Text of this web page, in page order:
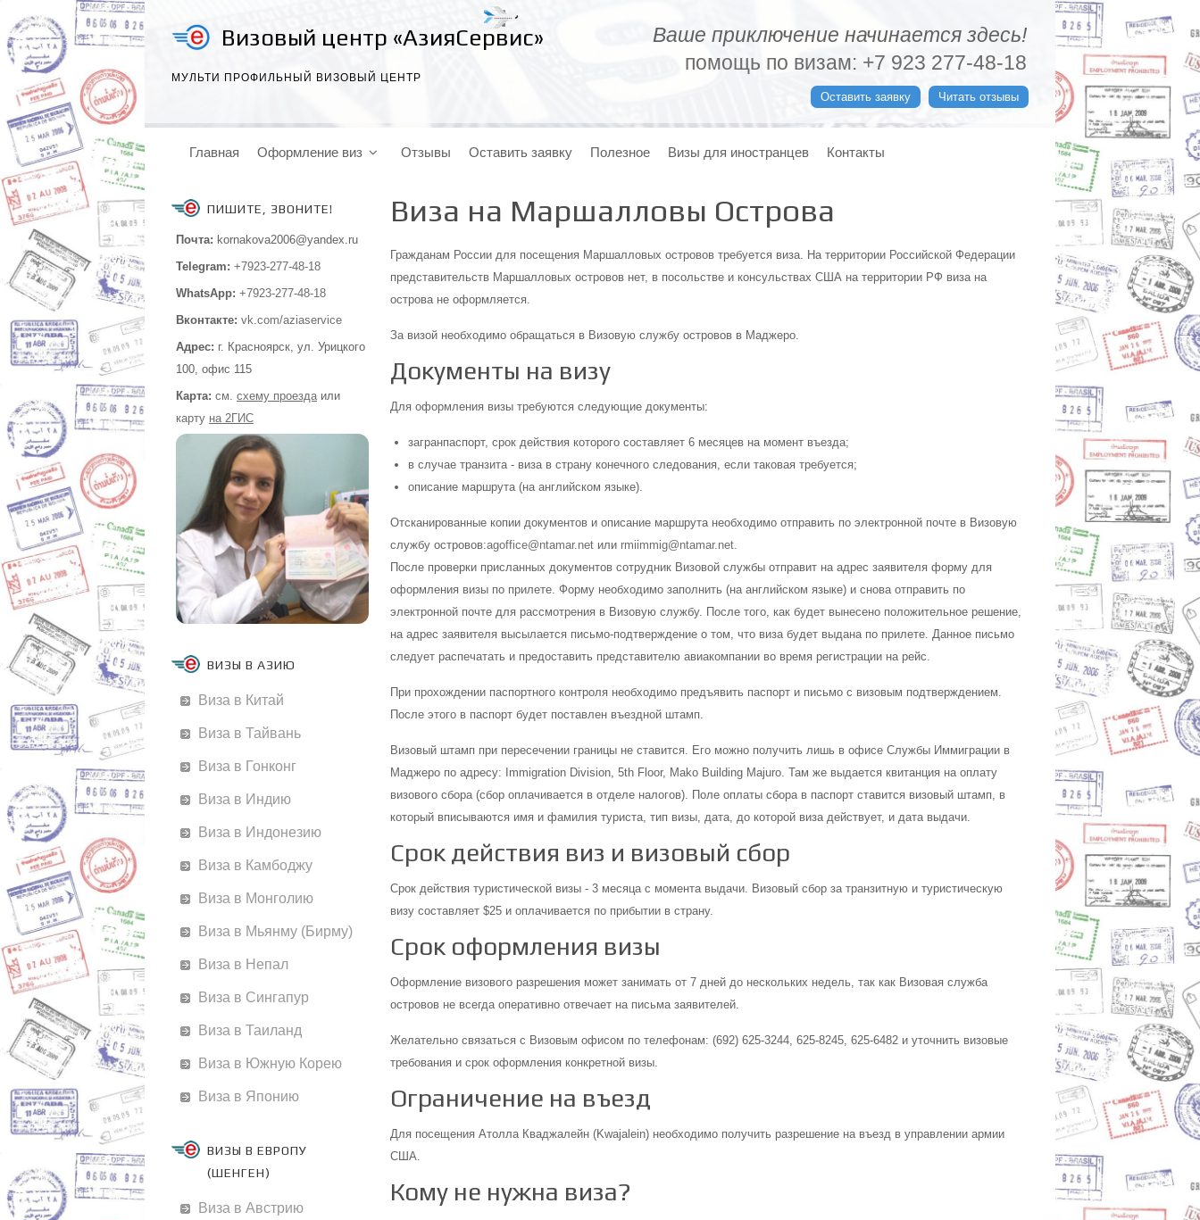
Визовый центр «АзияСервис»
МУЛЬТИ ПРОФИЛЬНЫЙ ВИЗОВЫЙ ЦЕНТР
Ваше приключение начинается здесь!
помощь по визам: +7 923 277-48-18
Оставить заявку Читать отзывы
Главная Оформление виз Отзывы Оставить заявку Полезное Визы для иностранцев Контакты
ПИШИТЕ, ЗВОНИТЕ!
Почта: kornakova2006@yandex.ru
Telegram: +7923-277-48-18
WhatsApp: +7923-277-48-18
Вконтакте: vk.com/aziaservice
Адрес: г. Красноярск, ул. Урицкого
100, офис 115
Карта: см. схему проездаили
карту на 2ГИС
ВИЗЫ В АЗИЮ
Виза в Китай
Виза в Тайвань
Виза в Гонконг
Виза в Индию
Виза в Индонезию
Виза в Камбоджу
Виза в Монголию
Виза в Мьянму (Бирму)
Виза в Непал
Виза в Сингапур
Виза в Таиланд
Виза в Южную Корею
Виза в Японию
ВИЗЫ В ЕВРОПУ
(ШЕНГЕН)
Виза в Австрию
Виза на Маршалловы Острова
Гражданам России для посещения Маршалловых островов требуется виза. На территории Российской Федерации
представительств Маршалловых островов нет, в посольстве и консульствах США на территории РФ виза на
острова не оформляется.
За визой необходимо обращаться в Визовую службу островов в Маджеро.
Документы на визу
Для оформления визы требуются следующие документы:
загранпаспорт, срок действия которого составляет 6 месяцев на момент въезда;
в случае транзита - виза в страну конечного следования, если таковая требуется;
описание маршрута (на английском языке).
Отсканированные копии документов и описание маршрута необходимо отправить по электронной почте в Визовую
службу островов:agoffice@ntamar.netили rmiimmig@ntamar.net.
После проверки присланных документов сотрудник Визовой службы отправит на адрес заявителя форму для
оформления визы по прилете. Форму необходимо заполнить (на английском языке) и снова отправить по
электронной почте для рассмотрения в Визовую службу. После того, как будет вынесено положительное решение,
на адрес заявителя высылается письмо-подтверждение о том, что виза будет выдана по прилете. Данное письмо
следует распечатать и предоставить представителю авиакомпании во время регистрации на рейс.
При прохождении паспортного контроля необходимо предъявить паспорт и письмо с визовым подтверждением.
После этого в паспорт будет поставлен въездной штамп.
Визовый штамп при пересечении границы не ставится. Его можно получить лишь в офисе Службы Иммиграции в
Маджеро по адресу: Immigration Division, 5th Floor, Mako Building Majuro. Там же выдается квитанция на оплату
визового сбора (сбор оплачивается в отделе налогов). Поле оплаты сбора в паспорт ставится визовый штамп, в
который вписываются имя и фамилия туриста, тип визы, дата, до которой виза действует, и дата выдачи.
Срок действия виз и визовый сбор
Срок действия туристической визы - 3 месяца с момента выдачи. Визовый сбор за транзитную и туристическую
визу составляет $25 и оплачивается по прибытии в страну.
Срок оформления визы
Оформление визового разрешения может занимать от 7 дней до нескольких недель, так как Визовая служба
островов не всегда оперативно отвечает на письма заявителей.
Желательно связаться с Визовым офисом по телефонам: (692) 625-3244, 625-8245, 625-6482 и уточнить визовые
требования и срок оформления конкретной визы.
Ограничение на въезд
Для посещения Атолла Кваджалейн (Kwajalein) необходимо получить разрешение на въезд в управлении армии
США.
Кому не нужна виза?